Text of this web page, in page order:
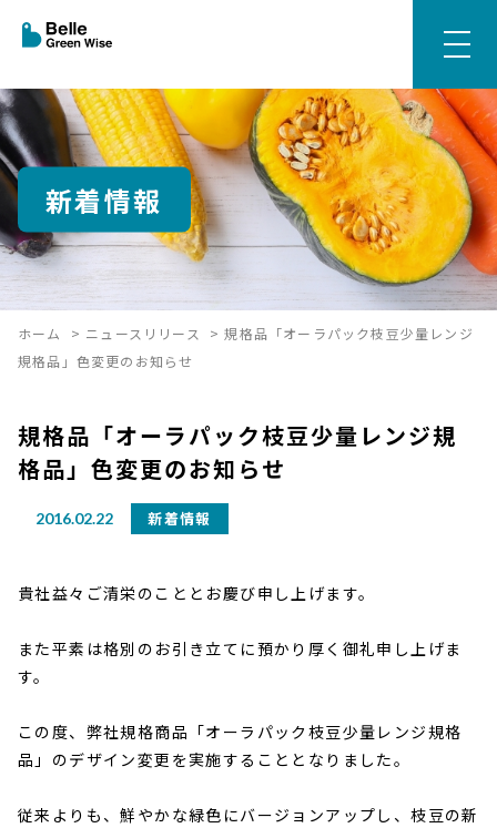
新着情報
ホーム > ニュースリリース >規格品「オーラパック枝豆少量レンジ
規格品」色変更のお知らせ
規格品「オーラパック枝豆少量レンジ規
格品」色変更のお知らせ
2016.02.22 新着情報
貴社益々ご清栄のこととお慶び申し上げます。
また平素は格別のお引き立てに預かり厚く御礼申し上げま
す。
この度、弊社規格商品「オーラパック枝豆少量レンジ規格
品」のデザイン変更を実施することとなりました。
従来よりも、鮮やかな緑色にバージョンアップし、枝豆の新